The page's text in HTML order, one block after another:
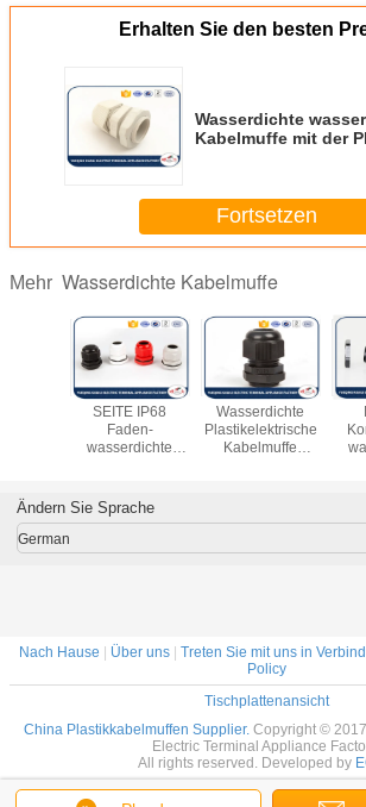
Erhalten Sie den besten
Wasserdichte
Kabelmuffe mit der
Fortsetzen
Mehr Wasserdichte Kabelmuffe
SEITE IP68
Faden-
wasserdichte
Plastikweiß
Wasserdichte
Plastikelektrische
Kabelmuffe
Ändern Sie Sprache
German
Nach Hause | Über uns | Treten Sie mit uns in
Policy
Tischplattenansicht
China Plastikkabelmuffen Supplier. Copyright ©
Electric Terminal Appliance
All rights reserved. Developed by